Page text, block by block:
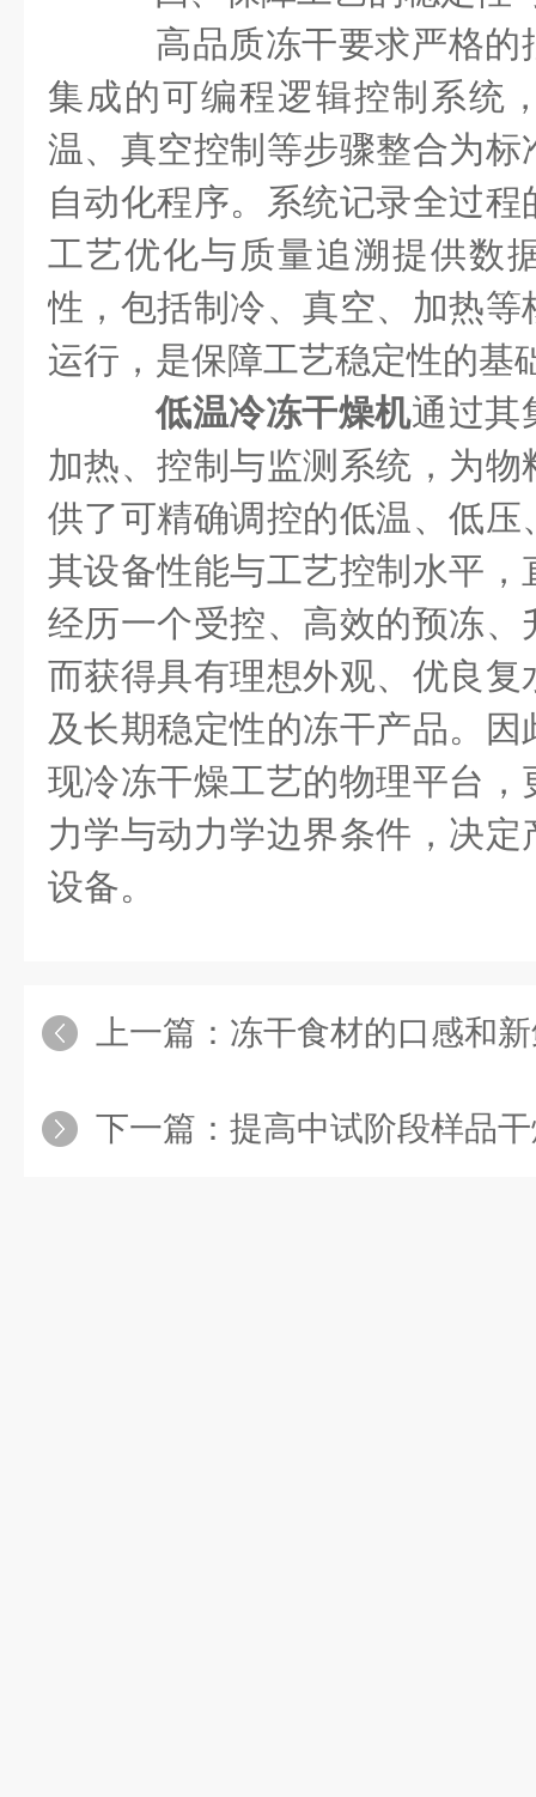
高品质冻干要求严格的
集成的可编程逻辑控制系统
温、真空控制等步骤整合为
自动化程序。系统记录全过
工艺优化与质量追溯提供数
性，包括制冷、真空、加热
运行，是保障工艺稳定性的基
低温冷冻干燥机通过其
加热、控制与监测系统，为
供了可精确调控的低温、低
其设备性能与工艺控制水平
经历一个受控、高效的预冻
而获得具有理想外观、优良
及长期稳定性的冻干产品。
现冷冻干燥工艺的物理平台
力学与动力学边界条件，决
设备。
上一篇： 冻干食材的口感和新鲜食
下一篇： 提高中试阶段样品干燥质量